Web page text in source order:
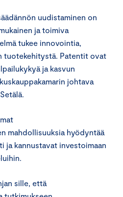
uudistaminen on
ja toimiva
tukee innovointia,
tuotekehitystä. Patentit ovat
ja kasvun
johtava
mahdollisuuksia hyödyntää
ja kannustavat investoimaan
sille, että